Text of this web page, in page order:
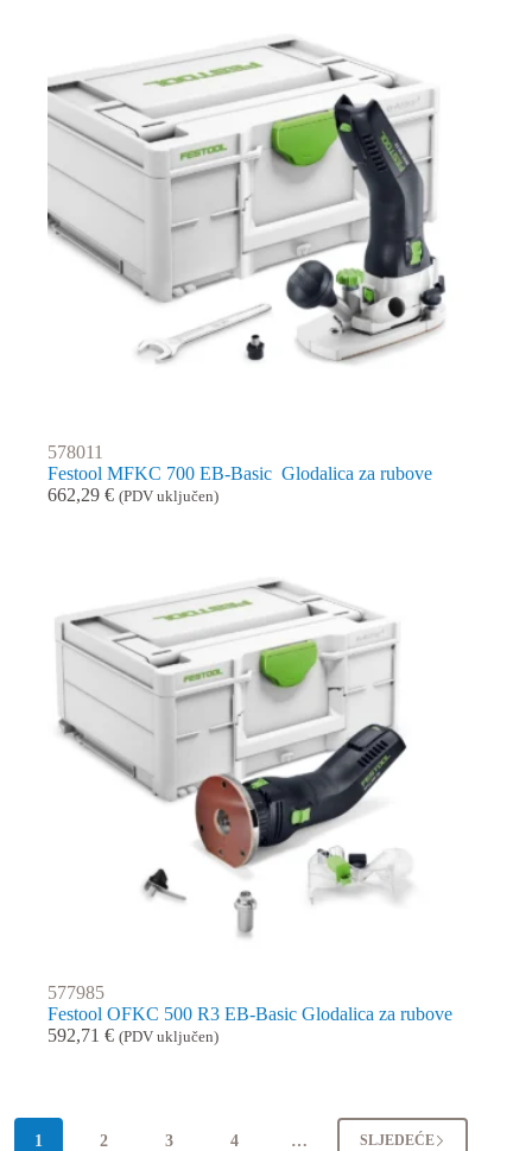
578011
Festool MFKC 700 EB-Basic Glodalica za rubove
662,29 € (PDV uključen)
577985
Festool OFKC 500 R3 EB-Basic Glodalica za rubove
592,71 € (PDV uključen)
1 2 3 4 … SLJEDEĆE